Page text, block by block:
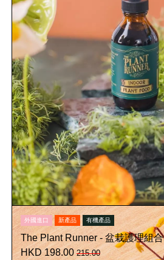
外國進口 新產品 有機產品
The Plant Runner - 盆栽護理組合
HKD 198.00 215.00